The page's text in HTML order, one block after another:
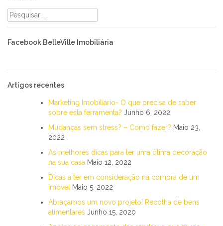
Pesquisar
por:
Facebook BelleVille Imobiliária
Artigos recentes
Marketing Imobiliário- O que precisa de saber
sobre esta ferramenta? Junho 6, 2022
Mudanças sem stress? – Como fazer? Maio 23,
2022
As melhores dicas para ter uma ótima decoração
na sua casa Maio 12, 2022
Dicas a ter em consideração na compra de um
imóvel
Maio 5, 2022
Abraçamos um novo projeto! Recolha de bens
alimentares Junho 15, 2020